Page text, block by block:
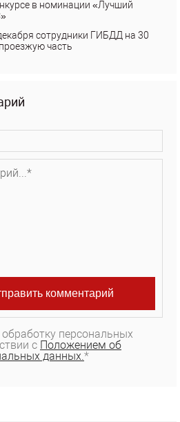
в номинации «Лучший
сотрудники ГИБДД на 30
часть
персональных
с Положением об
данных.*